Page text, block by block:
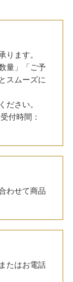
ります。
量」「ご予
スムーズに
ださい。
付時間：
わせて商品
たはお電話